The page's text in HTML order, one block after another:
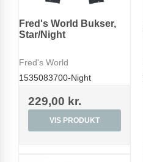
Fred's World Bukser,
Star/Night
Fred's World
1535083700-Night
229,00 kr.
VIS PRODUKT